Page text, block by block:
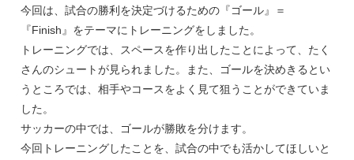
今回は、試合の勝利を決定づけるための『ゴール』＝
『Finish』をテーマにトレーニングをしました。
トレーニングでは、スペースを作り出したことによって、たく
さんのシュートが見られました。また、ゴールを決めきるとい
うところでは、相手やコースをよく見て狙うことができていま
した。
サッカーの中では、ゴールが勝敗を分けます。
今回トレーニングしたことを、試合の中でも活かしてほしいと